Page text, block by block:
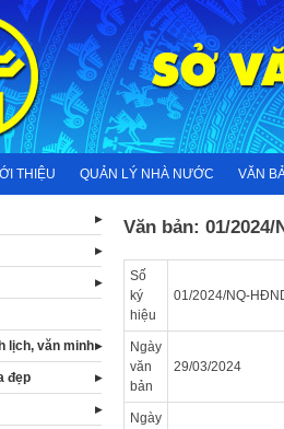
THIỆU QUẢN LÝ NHÀ NƯỚC VĂN
Văn bản: 01/2024/
Số
ký
hiệu
01/2024/NQ-
Ngày
văn
bản
29/03/2024
Ngày
lịch, văn minh
đẹp